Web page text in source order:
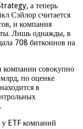
а теперь
Сэйлор считается
и компания
Лишь однажды, в
708 биткоинов на
компании совокупно
по оценке
в
ETF компаний